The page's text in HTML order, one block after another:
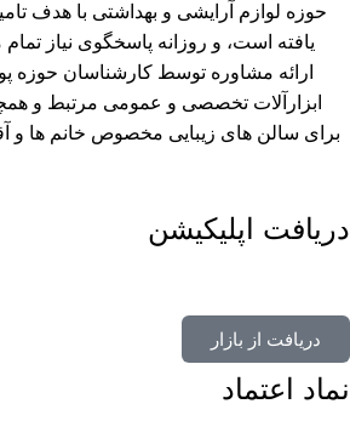
حوزه لوازم آرایشی و بهداشتی با هدف
یافته است، و روزانه پاسخگوی نیاز
ارائه مشاوره توسط کارشناسان حوزه
ابزارآلات تخصصی و عمومی مرتبط و
برای سالن های زیبایی مخصوص خانم ها و
دریافت اپلیکیشن
دریافت از بازار
نماد اعتماد